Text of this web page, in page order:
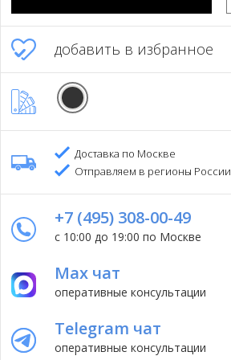
добавить в избранное
Доставка по Москве
Отправляем в регионы России
+7 (495) 308-00-49
с 10:00 до 19:00 по Москве
Max чат
оперативные консультации
Telegram чат
оперативные консультации